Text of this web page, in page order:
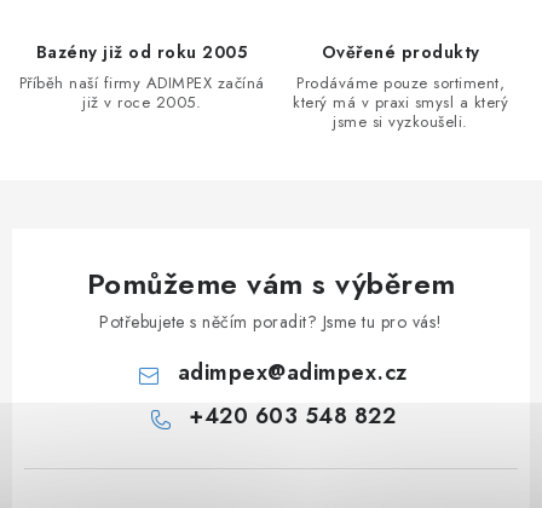
Bazény již od roku 2005
Příběh naší firmy ADIMPEX začíná
již v roce 2005.
Ověřené produkty
Prodáváme pouze sortiment,
který má v praxi smysl a který
jsme si vyzkoušeli.
Pomůžeme vám s výběrem
Potřebujete s něčím poradit? Jsme tu pro vás!
adimpex@adimpex.cz
+420 603 548 822